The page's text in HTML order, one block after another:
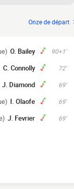
Onze de départ
90+1'
O. Bailey
72'
C. Connolly
69'
J. Diamond
69'
I. Olaofe
69'
J. Fevrier